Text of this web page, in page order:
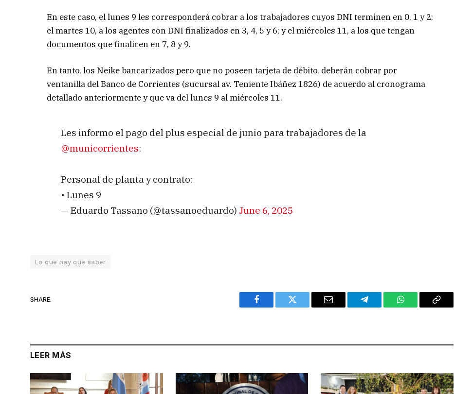
En este caso, el lunes 9 les corresponderá cobrar a los trabajadores cuyos DNI terminen en 0, 1 y 2;
el martes 10, a los agentes con DNI finalizados en 3, 4, 5 y 6; y el miércoles 11, a los que tengan
documentos que finalicen en 7, 8 y 9.
En tanto, los Neike bancarizados pero que no poseen tarjeta de débito, deberán cobrar por
ventanilla del Banco de Corrientes (sucursal av. Teniente Ibáñez 1826) de acuerdo al cronograma
detallado anteriormente y que va del lunes 9 al miércoles 11.
Les informo el pago del plus especial de junio para trabajadores de la
@municorrientes:
Personal de planta y contrato:
• Lunes 9
— Eduardo Tassano (@tassanoeduardo) June 6, 2025
Lo que hay que saber
SHARE.
Facebook Twitter Email Telegram WhatsAppCopy
LEER MÁS